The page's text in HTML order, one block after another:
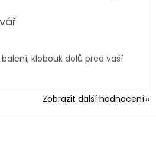
obchodu je 5 z 5 hvězdiček.
klobouk dolů před vaší
Zobrazit další hodnocení